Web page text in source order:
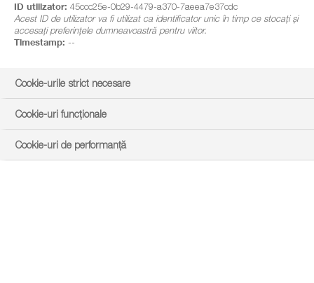
ID utilizator: 45ccc25e-0b29-4479-a370-7aeea7e37cdc
Acest ID de utilizator va fi utilizat ca identificator unic în timp ce stocați și
accesați preferințele dumneavoastră pentru viitor.
Timestamp: --
Cookie-urile strict necesare
Cookie-uri funcționale
Cookie-uri de performanță